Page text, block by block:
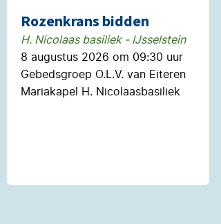
Rozenkrans bidden
H. Nicolaas basiliek - IJsselstein
8 augustus 2026 om 09:30 uur
Gebedsgroep O.L.V. van Eiteren
Mariakapel H. Nicolaasbasiliek